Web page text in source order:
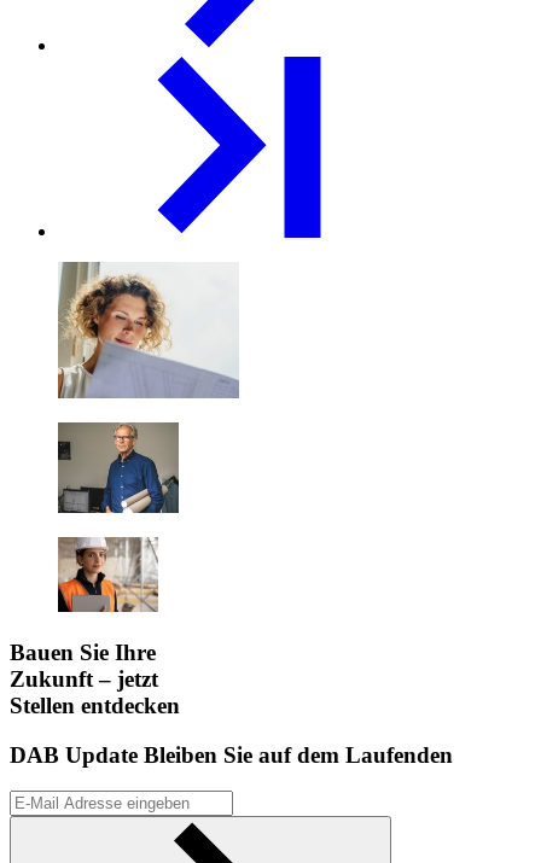
Bauen Sie Ihre
Zukunft – jetzt
Stellen entdecken
DAB Update Bleiben Sie auf dem Laufenden